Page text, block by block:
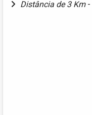
Distância de 3 Km -